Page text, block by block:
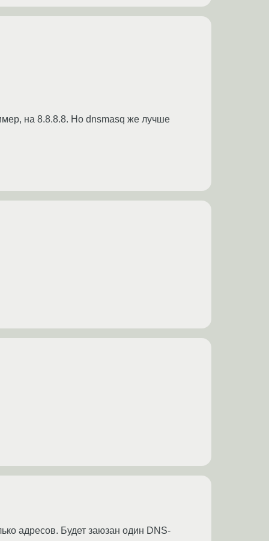
на 8.8.8.8. Но dnsmasq же лучше
адресов. Будет заюзан один DNS-